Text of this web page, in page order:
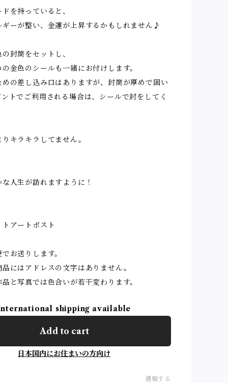
を持っていると、
ギーが整い、金運が上昇するかもしれません♪
封筒をセットし、
金色のシールも一緒にお付けします。
の差し込み口はありますが、封筒が厚めで固い
トでご利用される場合は、シールで封をしてく
キラキラしてません。
人生が訪れますように！
アートポスト
お送りします。
はアドレスの文字はありません。
写真では色合いが若干変わります。
shipping available
Add to cart
日本国内にお住まいの方向け
通報する